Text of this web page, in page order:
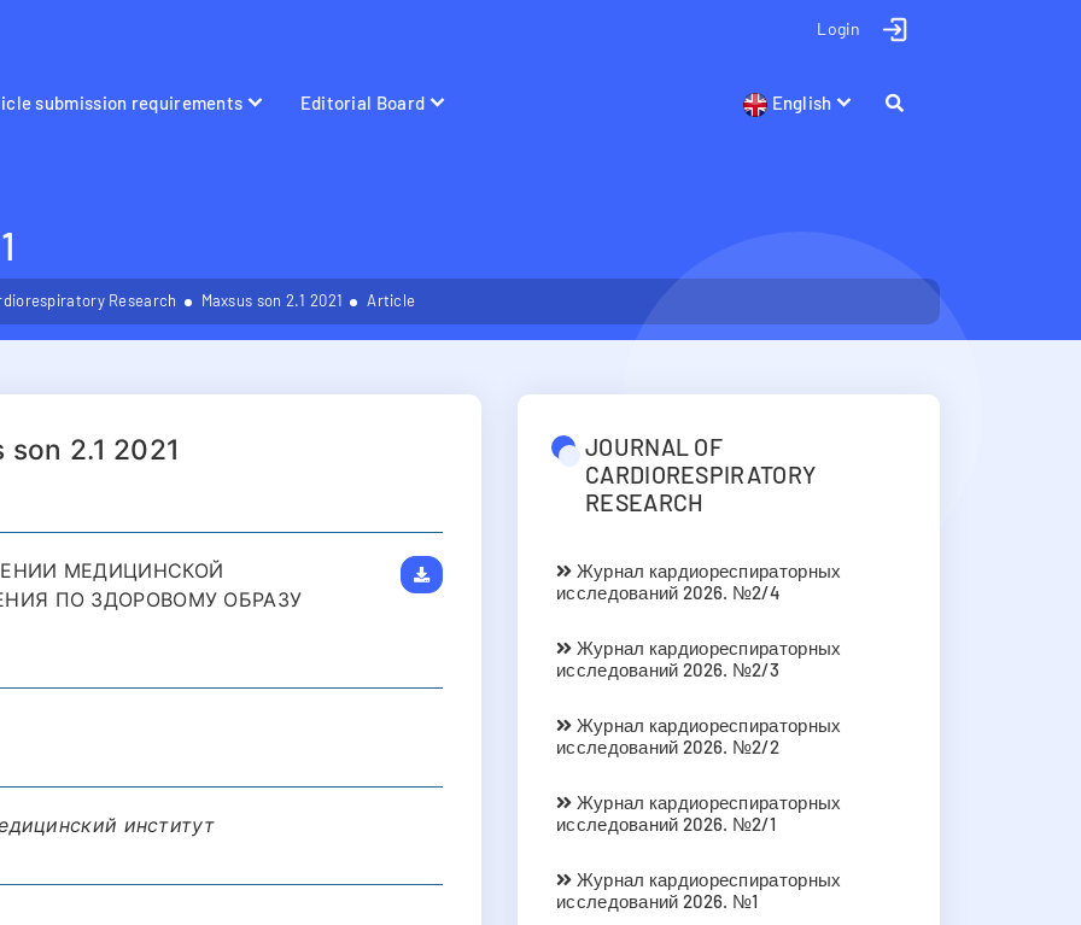
Login
submission requirements Editorial Board English
Research Maxsus son 2.1 2021 Article
son 2.1 2021
МЕДИЦИНСКОЙ
ПО ЗДОРОВОМУ ОБРАЗУ
институт
JOURNAL OF
CARDIORESPIRATORY
RESEARCH
Журнал кардиореспираторных
исследований 2026. №2/4
Журнал кардиореспираторных
исследований 2026. №2/3
Журнал кардиореспираторных
исследований 2026. №2/2
Журнал кардиореспираторных
исследований 2026. №2/1
Журнал кардиореспираторных
исследований 2026. №1